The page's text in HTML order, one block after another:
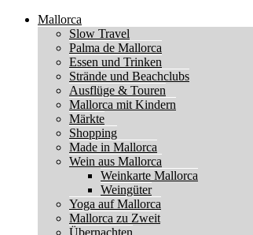
Mallorca
Slow Travel
Palma de Mallorca
Essen und Trinken
Strände und Beachclubs
Ausflüge & Touren
Mallorca mit Kindern
Märkte
Shopping
Made in Mallorca
Wein aus Mallorca
Weinkarte Mallorca
Weingüter
Yoga auf Mallorca
Mallorca zu Zweit
Übernachten